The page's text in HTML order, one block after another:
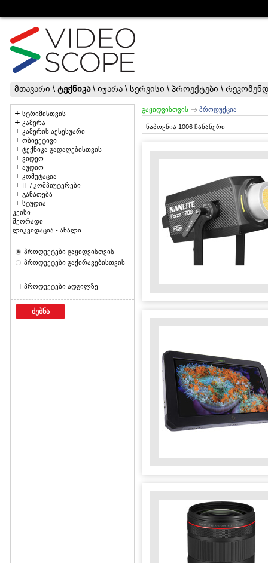
მთავარი \ ტექნიკა\ იჯარა \ სერვისი \ პროექტები \
სტრიმისთვის
კამერა
კამერის აქსესუარი
ობიექტივი
ტექნიკა გადაღებისთვის
ვიდეო
აუდიო
კომუტაცია
IT / კომპიუტერები
განათება
სტუდია
კეისი
მეორადი
ლიკვიდაცია - ახალი
პროდუქტები გაყიდვისთვის
პროდუქტები გაქირავებისთვის
პროდუქტები ადგილზე
ძებნა
გაყიდვისთვის პროდუქცია
ნაპოვნია 1006 ჩანაწერი